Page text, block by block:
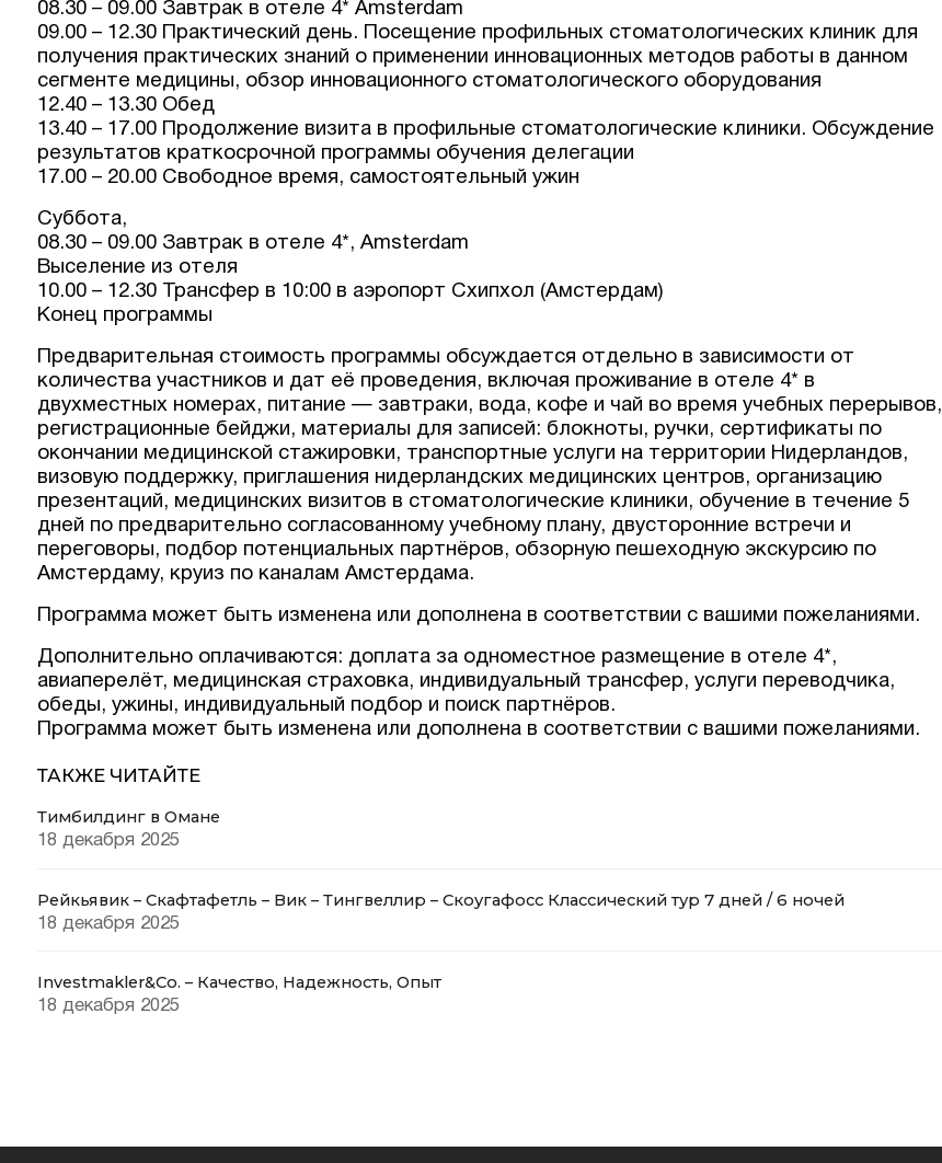
08.30 – 09.00 Завтрак в отеле 4* Amsterdam
09.00 – 12.30 Практический день. Посещение профильных стоматологических клиник для
получения практических знаний о применении инновационных методов работы в данном
сегменте медицины, обзор инновационного стоматологического оборудования
12.40 – 13.30 Обед
13.40 – 17.00 Продолжение визита в профильные стоматологические клиники. Обсуждение
результатов краткосрочной программы обучения делегации
17.00 – 20.00 Свободное время, самостоятельный ужин
Суббота,
08.30 – 09.00 Завтрак в отеле 4*, Amsterdam
Выселение из отеля
10.00 – 12.30 Трансфер в 10:00 в аэропорт Схипхол (Амстердам)
Конец программы
Предварительная стоимость программы обсуждается отдельно в зависимости от
количества участников и дат её проведения, включая проживание в отеле 4* в
двухместных номерах, питание — завтраки, вода, кофе и чай во время учебных перерывов,
регистрационные бейджи, материалы для записей: блокноты, ручки, сертификаты по
окончании медицинской стажировки, транспортные услуги на территории Нидерландов,
визовую поддержку, приглашения нидерландских медицинских центров, организацию
презентаций, медицинских визитов в стоматологические клиники, обучение в течение 5
дней по предварительно согласованному учебному плану, двусторонние встречи и
переговоры, подбор потенциальных партнёров, обзорную пешеходную экскурсию по
Амстердаму, круиз по каналам Амстердама.
Программа может быть изменена или дополнена в соответствии с вашими пожеланиями.
Дополнительно оплачиваются: доплата за одноместное размещение в отеле 4*,
авиаперелёт, медицинская страховка, индивидуальный трансфер, услуги переводчика,
обеды, ужины, индивидуальный подбор и поиск партнёров.
Программа может быть изменена или дополнена в соответствии с вашими пожеланиями.
ТАКЖЕ ЧИТАЙТЕ
Тимбилдинг в Омане
18 декабря 2025
Рейкьявик – Скафтафетль – Вик – Тингвеллир – Скоугафосс Классический тур 7 дней / 6 ночей
18 декабря 2025
Investmakler&Co. – Качество, Надежность, Опыт
18 декабря 2025
Соглашаюсь на обработку персональных данных